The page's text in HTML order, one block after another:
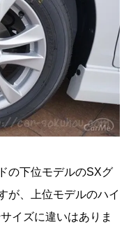
の下位モデルのSXグ
が、上位モデルのハイ
イズに違いはありま